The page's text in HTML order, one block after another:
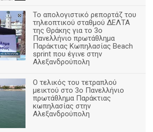
Το απολογιστικό ρεπορτάζ του
τηλεοπτικού σταθμού ΔΕΛΤΑ
της Θράκης για το 3ο
Πανελλήνιο πρωτάθλημα
Παράκτιας Κωπηλασίας Beach
sprint που έγινε στην
Αλεξανδρούπολη
Ο τελικός του τετραπλού
μεικτού στο 3ο Πανελλήνιο
πρωτάθλημα Παράκτιας
κωπηλασίας στην
Αλεξανδρούπολη